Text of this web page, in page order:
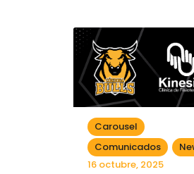
Carousel
Comunicados
16 octubre, 2025